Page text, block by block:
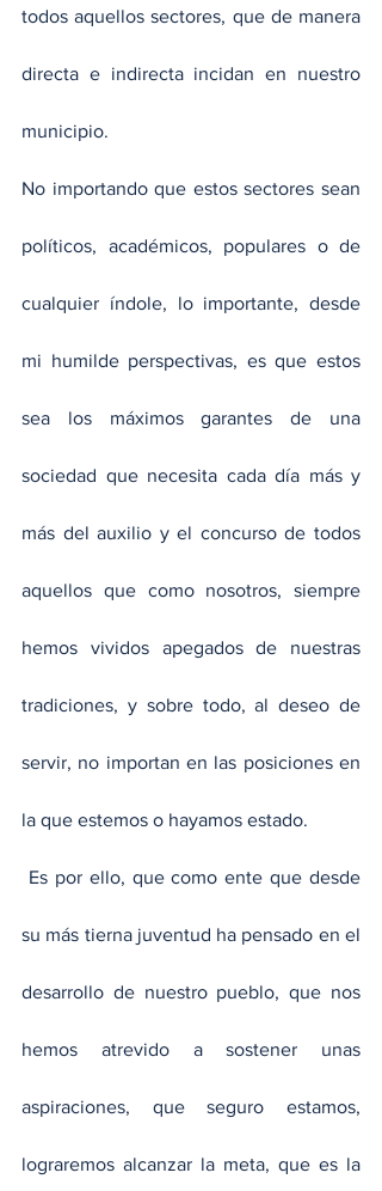
todos aquellos sectores, que de manera
directa e indirecta incidan en nuestro
municipio.
No importando que estos sectores sean
políticos, académicos, populares o de
cualquier índole, lo importante, desde
mi humilde perspectivas, es que estos
sea los máximos garantes de una
sociedad que necesita cada día más y
más del auxilio y el concurso de todos
aquellos que como nosotros, siempre
hemos vividos apegados de nuestras
tradiciones, y sobre todo, al deseo de
servir, no importan en las posiciones en
la que estemos o hayamos estado.
su más tierna juventud ha pensado en el
desarrollo de nuestro pueblo, que nos
hemos atrevido a sostener unas
aspiraciones, que seguro estamos,
lograremos alcanzar la meta, que es la